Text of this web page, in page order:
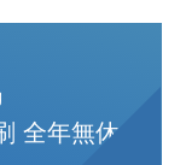
全年無休